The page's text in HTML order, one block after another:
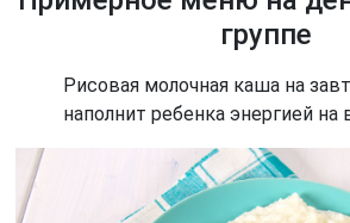
группе
Рисовая молочная каша на
наполнит ребенка энергией на